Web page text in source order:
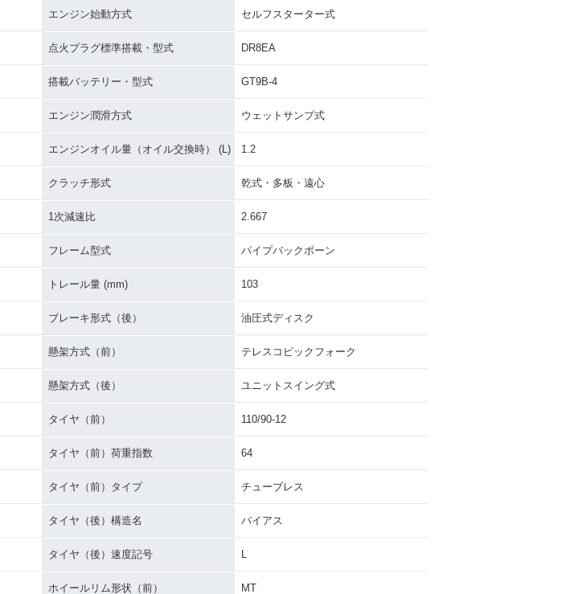
エンジン始動方式 セルフスターター式
点火プラグ標準搭載・型式 DR8EA
搭載バッテリー・型式 GT9B-4
エンジン潤滑方式 ウェットサンプ式
エンジンオイル量（オイル交換時） (L) 1.2
クラッチ形式 乾式・多板・遠心
1次減速比 2.667
フレーム型式 パイプバックボーン
トレール量 (mm) 103
ブレーキ形式（後） 油圧式ディスク
懸架方式（前） テレスコピックフォーク
懸架方式（後） ユニットスイング式
タイヤ（前） 110/90-12
タイヤ（前）荷重指数 64
タイヤ（前）タイプ チューブレス
タイヤ（後）構造名 バイアス
タイヤ（後）速度記号 L
ホイールリム形状（前） MT